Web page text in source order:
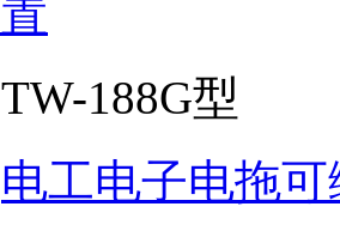
TW-188G型
电工电子电拖可